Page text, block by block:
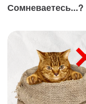
Сомневаетесь...?